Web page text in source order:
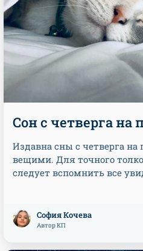
Сон с четверга на
Издавна сны с четверга
вещими. Для точного
следует вспомнить все
София Кочева
Автор КП